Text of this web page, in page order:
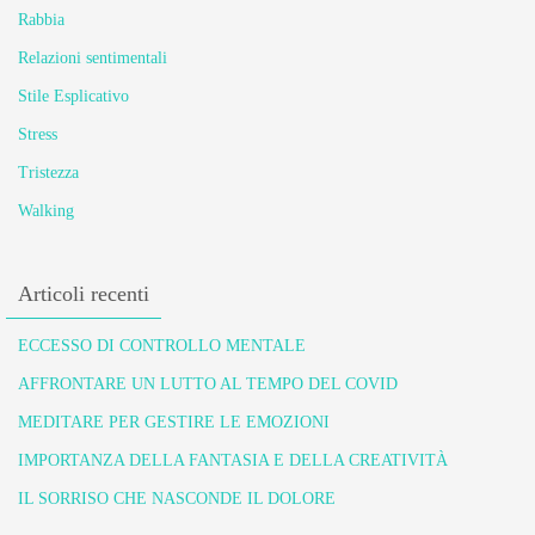
Rabbia
Relazioni sentimentali
Stile Esplicativo
Stress
Tristezza
Walking
Articoli recenti
ECCESSO DI CONTROLLO MENTALE
AFFRONTARE UN LUTTO AL TEMPO DEL COVID
MEDITARE PER GESTIRE LE EMOZIONI
IMPORTANZA DELLA FANTASIA E DELLA CREATIVITÀ
IL SORRISO CHE NASCONDE IL DOLORE